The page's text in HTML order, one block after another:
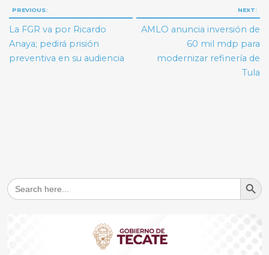
Navegación
de
entradas
PREVIOUS:
La FGR va por Ricardo
Anaya; pedirá prisión
preventiva en su audiencia
NEXT:
AMLO anuncia inversión de
60 mil mdp para
modernizar refinería de
Tula
Search
for:
Search